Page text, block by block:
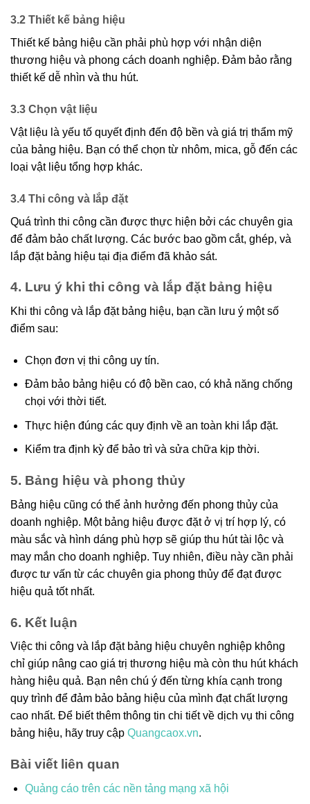
3.2 Thiết kế bảng hiệu
Thiết kế bảng hiệu cần phải phù hợp với nhận diện
thương hiệu và phong cách doanh nghiệp. Đảm bảo rằng
thiết kế dễ nhìn và thu hút.
3.3 Chọn vật liệu
Vật liệu là yếu tố quyết định đến độ bền và giá trị thẩm mỹ
của bảng hiệu. Bạn có thể chọn từ nhôm, mica, gỗ đến các
loại vật liệu tổng hợp khác.
3.4 Thi công và lắp đặt
Quá trình thi công cần được thực hiện bởi các chuyên gia
để đảm bảo chất lượng. Các bước bao gồm cắt, ghép, và
lắp đặt bảng hiệu tại địa điểm đã khảo sát.
4. Lưu ý khi thi công và lắp đặt bảng hiệu
Khi thi công và lắp đặt bảng hiệu, bạn cần lưu ý một số
điểm sau:
Chọn đơn vị thi công uy tín.
Đảm bảo bảng hiệu có độ bền cao, có khả năng chống
chọi với thời tiết.
Thực hiện đúng các quy định về an toàn khi lắp đặt.
Kiểm tra định kỳ để bảo trì và sửa chữa kịp thời.
5. Bảng hiệu và phong thủy
Bảng hiệu cũng có thể ảnh hưởng đến phong thủy của
doanh nghiệp. Một bảng hiệu được đặt ở vị trí hợp lý, có
màu sắc và hình dáng phù hợp sẽ giúp thu hút tài lộc và
may mắn cho doanh nghiệp. Tuy nhiên, điều này cần phải
được tư vấn từ các chuyên gia phong thủy để đạt được
hiệu quả tốt nhất.
6. Kết luận
Việc thi công và lắp đặt bảng hiệu chuyên nghiệp không
chỉ giúp nâng cao giá trị thương hiệu mà còn thu hút khách
hàng hiệu quả. Bạn nên chú ý đến từng khía cạnh trong
quy trình để đảm bảo bảng hiệu của mình đạt chất lượng
cao nhất. Để biết thêm thông tin chi tiết về dịch vụ thi công
bảng hiệu, hãy truy cập Quangcaox.vn.
Bài viết liên quan
Quảng cáo trên các nền tảng mạng xã hội